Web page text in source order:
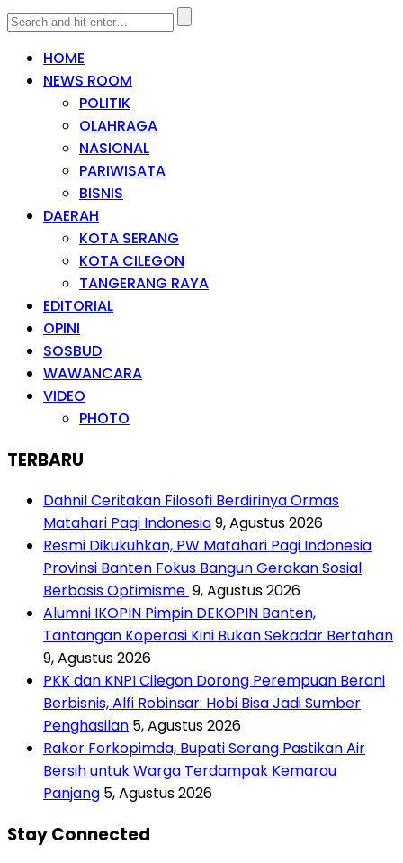
HOME
NEWS ROOM
POLITIK
OLAHRAGA
NASIONAL
PARIWISATA
BISNIS
DAERAH
KOTA SERANG
KOTA CILEGON
TANGERANG RAYA
EDITORIAL
OPINI
SOSBUD
WAWANCARA
VIDEO
PHOTO
TERBARU
Dahnil Ceritakan Filosofi Berdirinya Ormas
Matahari Pagi Indonesia9, Agustus 2026
Resmi Dikukuhkan, PW Matahari Pagi Indonesia
Provinsi Banten Fokus Bangun Gerakan Sosial
Berbasis Optimisme 9, Agustus 2026
Alumni IKOPIN Pimpin DEKOPIN Banten,
Tantangan Koperasi Kini Bukan Sekadar Bertahan
9, Agustus 2026
PKK dan KNPI Cilegon Dorong Perempuan Berani
Berbisnis, Alfi Robinsar: Hobi Bisa Jadi Sumber
Penghasilan 5, Agustus 2026
Rakor Forkopimda, Bupati Serang Pastikan Air
Bersih untuk Warga Terdampak Kemarau
Panjang 5, Agustus 2026
Stay Connected